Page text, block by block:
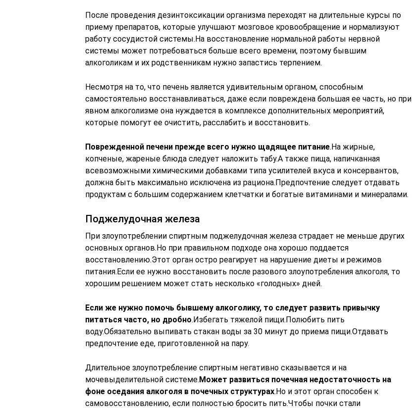
После проведения дезинтоксикации организма переходят на длительные курсы по
приему препаратов, которые улучшают мозговое кровообращение и нормализуют
работу сосудистой системы.На восстановление нормальной работы нервной
системы может потребоваться больше всего времени, поэтому бывшим
алкоголикам и их родственникам нужно запастись терпением.
Несмотря на то, что печень является удивительным органом, способным
самостоятельно восстанавливаться, даже если повреждена большая ее часть, но при
явном алкоголизме она нуждается в комплексе дополнительных мероприятий,
которые помогут ее очистить, расслабить и восстановить.
Поврежденной печени прежде всего нужно щадящее питание.На жирные,
копченые, жареные блюда следует наложить табу.А также пища, напичканная
всевозможными химическими добавками типа усилителей вкуса и консервантов,
должна быть максимально исключена из рациона.Предпочтение следует отдавать
продуктам с большим содержанием клетчатки и богатые витаминами и минералами.
Поджелудочная железа
При злоупотреблении спиртным поджелудочная железа страдает не меньше других
основных органов.Но при правильном подходе она хорошо поддается
восстановлению.Этот орган остро реагирует на нарушение диеты и режимов
питания.Если ее нужно восстановить после разового злоупотребления алкоголя, то
хорошим решением может стать несколько «голодных» дней.
Если же нужно помочь бывшему алкоголику, то следует развить привычку
питаться часто, но дробно.Избегать тяжелой пищи.Полюбить пить
воду.Обязательно выпивать стакан воды за 30 минут до приема пищи.Отдавать
предпочтение еде, приготовленной на пару.
Длительное злоупотребление спиртным негативно сказывается и на
мочевыделительной системе.Может развиться почечная недостаточность на
фоне оседания алкоголя в почечных структурах.Но и этот орган способен к
самовосстановлению, если полностью бросить пить.Чтобы почки стали